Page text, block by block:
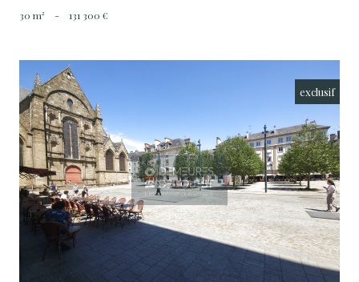
30 m² - 131 300 €
exclusif
Voir Le Bien